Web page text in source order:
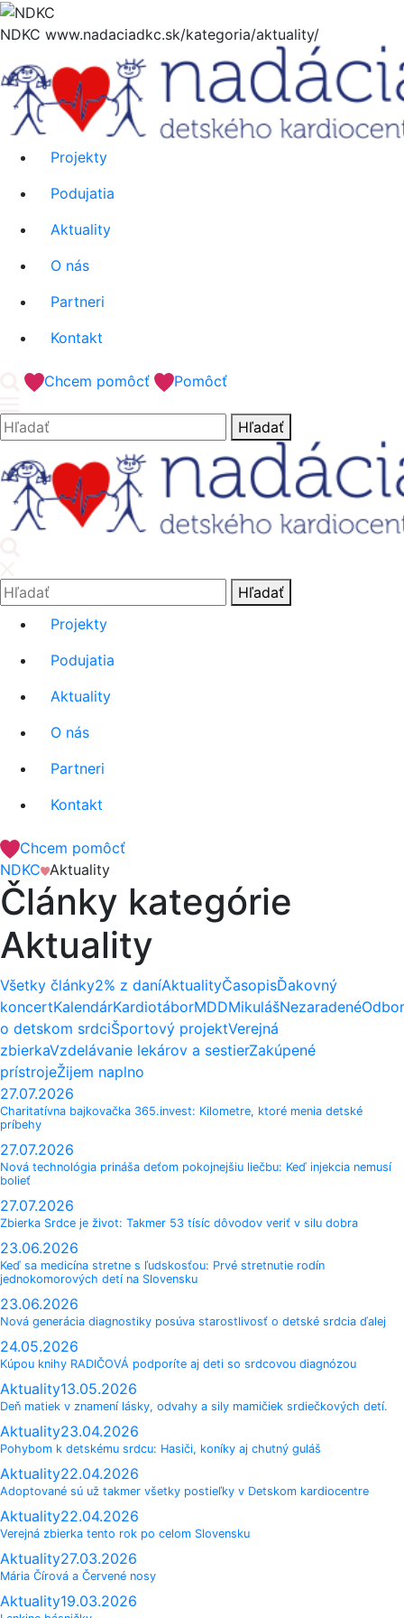
Hore
NDKC www.nadaciadkc.sk/kategoria/aktuality/
Projekty
Podujatia
Aktuality
O nás
Partneri
Kontakt
'.__('Search').'Chcem pomôcť Pomôcť
Hľadať: Hľadať
Hľadať:
Hľadať
Projekty
Podujatia
Aktuality
O nás
Partneri
Kontakt
Chcem pomôcť
NDKC Aktuality
Články kategórie
Aktuality
Všetky články2% z daníAktualityČasopisĎakovný
koncertKalendárKardiotáborMDDMikulášNezaradené
o detskom srdciŠportový projektVerejná
zbierkaVzdelávanie lekárov a sestierZakúpené
prístrojeŽijem naplno
27.07.2026
Charitatívna bajkovačka 365.invest: Kilometre, ktoré menia detské
príbehy
27.07.2026
Nová technológia prináša deťom pokojnejšiu liečbu: Keď injekcia nemusí
bolieť
27.07.2026
Zbierka Srdce je život: Takmer 53 tísíc dôvodov veriť v silu dobra
23.06.2026
Keď sa medicína stretne s ľudskosťou: Prvé stretnutie rodín
jednokomorových detí na Slovensku
23.06.2026
Nová generácia diagnostiky posúva starostlivosť o detské srdcia ďalej
24.05.2026
Kúpou knihy RADIČOVÁ podporíte aj deti so srdcovou diagnózou
Aktuality13.05.2026
Deň matiek v znamení lásky, odvahy a sily mamičiek srdiečkových detí.
Aktuality23.04.2026
Pohybom k detskému srdcu: Hasiči, koníky aj chutný guláš
Aktuality22.04.2026
Adoptované sú už takmer všetky postieľky v Detskom kardiocentre
Aktuality22.04.2026
Verejná zbierka tento rok po celom Slovensku
Aktuality27.03.2026
Mária Čírová a Červené nosy
Aktuality19.03.2026